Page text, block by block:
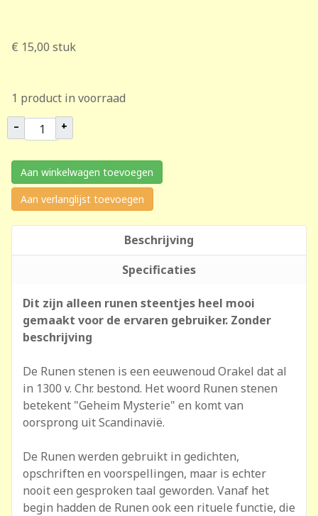
€ 15,00 stuk
1 product in voorraad
– +
Aan winkelwagen toevoegen
Aan verlanglijst toevoegen
Beschrijving
Specificaties
Dit zijn alleen runen steentjes heel mooi
gemaakt voor de ervaren gebruiker. Zonder
beschrijving
De Runen stenen is een eeuwenoud Orakel dat al
in 1300 v. Chr. bestond. Het woord Runen stenen
betekent "Geheim Mysterie" en komt van
oorsprong uit Scandinavië.
De Runen werden gebruikt in gedichten,
opschriften en voorspellingen, maar is echter
nooit een gesproken taal geworden. Vanaf het
begin hadden de Runen ook een rituele functie, die